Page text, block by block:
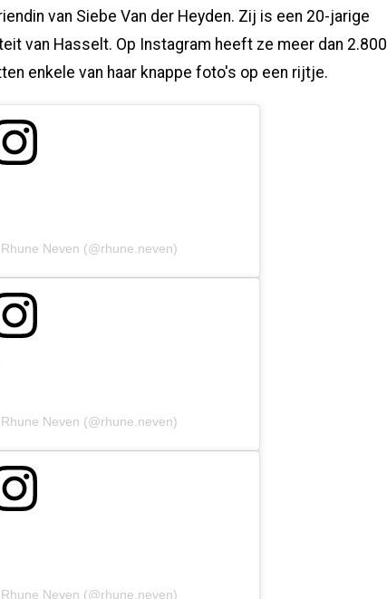
van Siebe Van der Heyden. Zij is een 20-jarige
van Hasselt. Op Instagram heeft ze meer dan 2.800
enkele van haar knappe foto's op een rijtje.
Neven (@rhune.neven)
Neven (@rhune.neven)
Neven (@rhune.neven)